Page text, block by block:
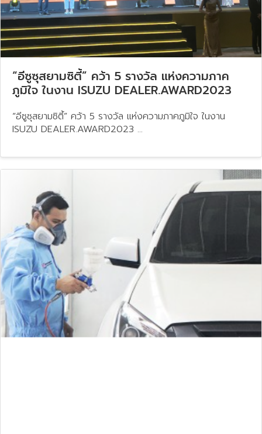
“อีซูซุสยามซิตี้” คว้า 5 รางวัล แห่งความภาค
ภูมิใจ ในงาน​ ISUZU​ DEALER.AWARD2023
“อีซูซุสยามซิตี้” คว้า 5 รางวัล แห่งความภาคภูมิใจ ในงาน​
ISUZU​ DEALER.AWARD2023 ...